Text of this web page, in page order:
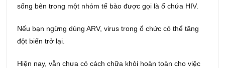
sống bên trong một nhóm tế bào được gọi là ổ chứa HIV.
Nếu bạn ngừng dùng ARV, virus trong ổ chức có thể tăng
đột biến trở lại.
Hiện nay, vẫn chưa có cách chữa khỏi hoàn toàn cho việc